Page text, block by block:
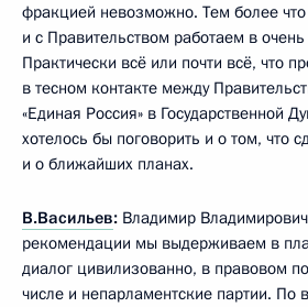
фракцией невозможно. Тем более
и с Правительством работаем в
Практически всё или почти всё, что
в тесном контакте между
«Единая Россия» в Государственной
хотелось бы поговорить и о том, что
и о ближайших планах.
В.Васильев: Владимир
рекомендации мы выдерживаем в
диалог цивилизованно, в правовом
числе и непарламентские партии. По